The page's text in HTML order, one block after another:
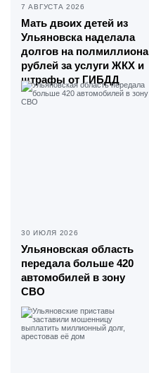
7 АВГУСТА 2026
Мать двоих детей из
Ульяновска наделала
долгов на полмиллиона
рублей за услуги ЖКХ и
штрафы от ГИБДД
30 ИЮЛЯ 2026
Ульяновская область
передала больше 420
автомобилей в зону
СВО